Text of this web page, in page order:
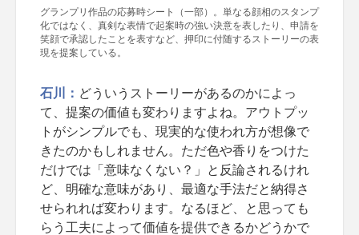
グランプリ作品の応募時シート（一部）。単なる顔相のスタンプ
化ではなく、真剣な表情で起案時の強い決意を表したり、申請を
笑顔で承認したことを表すなど、押印に付随するストーリーの表
現を提案している。
石川： どういうストーリーがあるのかによっ
て、提案の価値も変わりますよね。アウトプッ
トがシンプルでも、現実的な使われ方が想像で
きたのかもしれません。ただ色や香りをつけた
だけでは「意味なくない？」と反論されるけれ
ど、明確な意味があり、最適な手法だと納得さ
せられれば変わります。なるほど、と思っても
らう工夫によって価値を提供できるかどうかで